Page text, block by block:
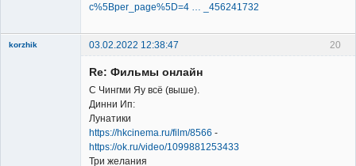
c%5Bper_page%5D=4 … _456241732
20
korzhik 03.02.2022 12:38:47
Re: Фильмы онлайн
С Чингми Яу всё (выше).
Динни Ип:
Лунатики
https://hkcinema.ru/film/8566 -
https://ok.ru/video/1099881253433
Три желания